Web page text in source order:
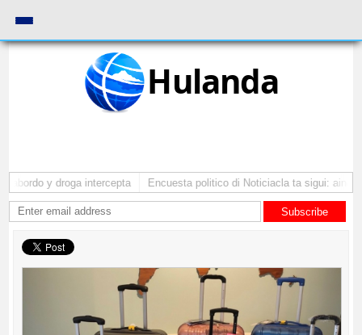
Hulanda
y droga intercepta Encuesta politico di Noticiacla ta sigui: ainda
Subscribe